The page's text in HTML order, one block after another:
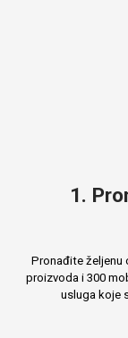
1.
Pronađite željenu
proizvoda i 300
usluga koje